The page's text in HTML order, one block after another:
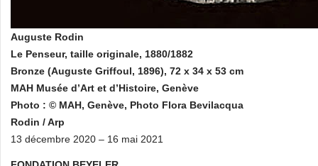
Auguste Rodin
Le Penseur, taille originale, 1880/1882
Bronze (Auguste Griffoul, 1896), 72 x 34 x 53 cm
MAH Musée d’Art et d’Histoire, Genève
Photo : © MAH, Genève, Photo Flora Bevilacqua
Rodin / Arp
13 décembre 2020 – 16 mai 2021